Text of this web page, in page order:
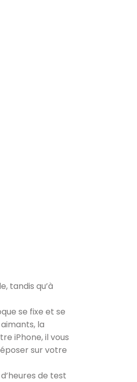
tandis qu’à
se fixe et se
la
iPhone, il vous
sur votre
de test